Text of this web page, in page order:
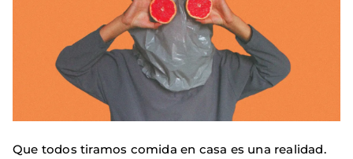
Que todos tiramos comida en casa es una realidad.